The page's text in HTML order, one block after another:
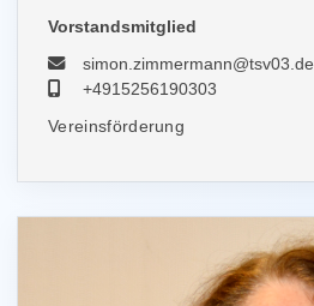
Vorstandsmitglied
simon.zimmermann@tsv03.de
+4915256190303
Vereinsförderung